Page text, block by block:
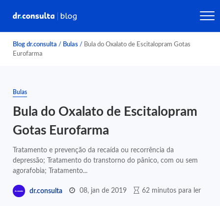
Blog dr.consulta / Bulas / Bula do Oxalato de Escitalopram Gotas
Eurofarma
Bulas
Bula do Oxalato de Escitalopram
Gotas Eurofarma
Tratamento e prevenção da recaída ou recorrência da
depressão; Tratamento do transtorno do pânico, com ou sem
agorafobia; Tratamento...
dr.consulta 08, jan de 2019 62 minutos para ler